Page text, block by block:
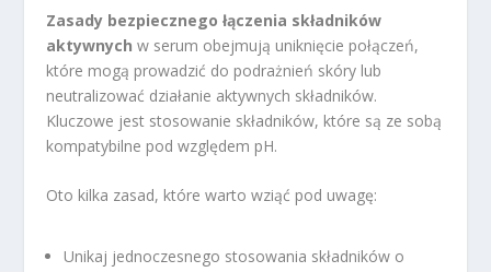
Zasady bezpiecznego łączenia składników
aktywnych w serum obejmują uniknięcie połączeń,
które mogą prowadzić do podrażnień skóry lub
neutralizować działanie aktywnych składników.
Kluczowe jest stosowanie składników, które są ze sobą
kompatybilne pod względem pH.
Oto kilka zasad, które warto wziąć pod uwagę:
Unikaj jednoczesnego stosowania składników o